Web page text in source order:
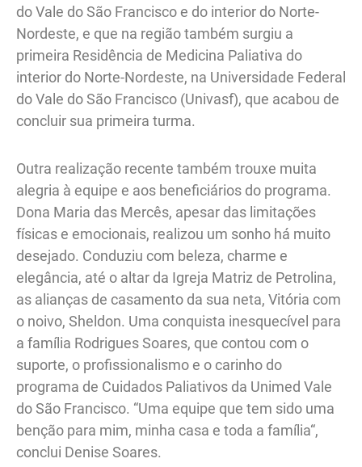
do Vale do São Francisco e do interior do Norte-
Nordeste, e que na região também surgiu a
primeira Residência de Medicina Paliativa do
interior do Norte-Nordeste, na Universidade Federal
do Vale do São Francisco (Univasf), que acabou de
concluir sua primeira turma.
Outra realização recente também trouxe muita
alegria à equipe e aos beneficiários do programa.
Dona Maria das Mercês, apesar das limitações
físicas e emocionais, realizou um sonho há muito
desejado. Conduziu com beleza, charme e
elegância, até o altar da Igreja Matriz de Petrolina,
as alianças de casamento da sua neta, Vitória com
o noivo, Sheldon. Uma conquista inesquecível para
a família Rodrigues Soares, que contou com o
suporte, o profissionalismo e o carinho do
programa de Cuidados Paliativos da Unimed Vale
do São Francisco. “Uma equipe que tem sido uma
benção para mim, minha casa e toda a família“,
conclui Denise Soares.